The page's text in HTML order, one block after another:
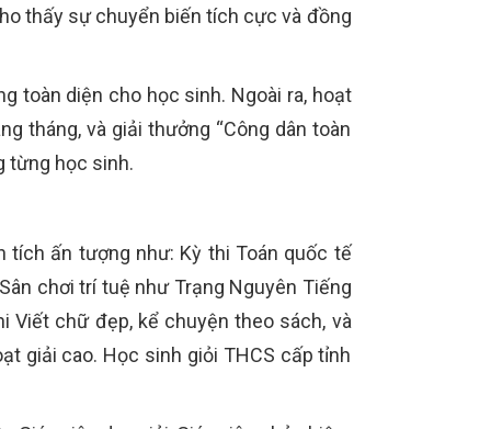
thấy sự chuyển biến tích cực và đồng
toàn diện cho học sinh. Ngoài ra, hoạt
tháng, và giải thưởng “Công dân toàn
từng học sinh.
tích ấn tượng như: Kỳ thi Toán quốc tế
chơi trí tuệ như Trạng Nguyên Tiếng
Viết chữ đẹp, kể chuyện theo sách, và
giải cao. Học sinh giỏi THCS cấp tỉnh